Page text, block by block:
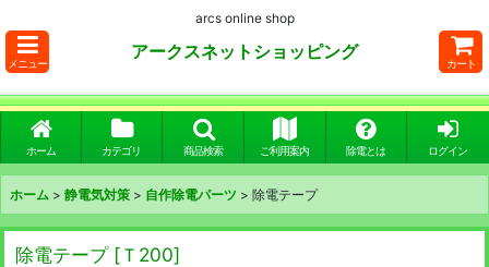
arcs online shop
メニュー
アークスネットショッピング
カート
ホーム カテゴリ 商品検索 ご利用案内 除電とは ログイン
ホーム > 静電気対策 > 自作除電パーツ > 除電テープ
除電テープ [Ｔ200]